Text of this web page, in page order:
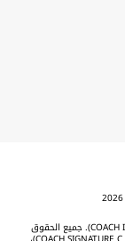
©2026 شركة كوتش لحفظ الحقوق الفكرية (COACH IP HOLDINGS LLC). جميع الحقوق